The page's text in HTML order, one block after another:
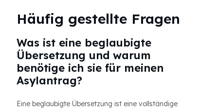
Häufig gestellte Fragen
Was ist eine beglaubigte
Übersetzung und warum
benötige ich sie für meinen
Asylantrag?
Eine beglaubigte Übersetzung ist eine vollständige